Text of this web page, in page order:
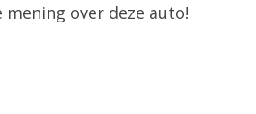
mening over deze auto!